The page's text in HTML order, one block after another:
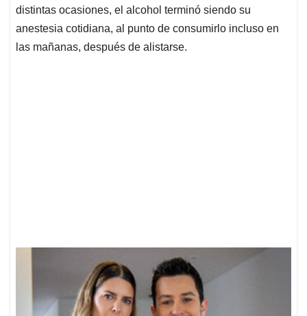
distintas ocasiones, el alcohol terminó siendo su
anestesia cotidiana, al punto de consumirlo incluso en
las mañanas, después de alistarse.